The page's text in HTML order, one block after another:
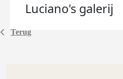
Terug
Luciano's galerij